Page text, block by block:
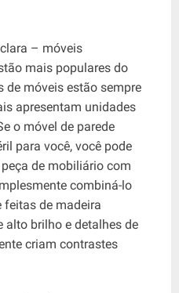
– móveis
mais populares do
de móveis estão sempre
apresentam unidades
o móvel de parede
para você, você pode
de mobiliário com
combiná-lo
feitas de madeira
alto brilho e detalhes de
criam contrastes